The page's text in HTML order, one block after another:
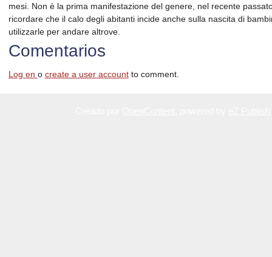
mesi. Non è la prima manifestazione del genere, nel recente
ricordare che il calo degli abitanti incide anche sulla nascita di
utilizzarle per andare altrove.
Comentarios
Log en o create a user accountto comment.